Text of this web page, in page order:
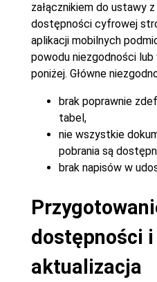
załącznikiem do ustawy
dostępności cyfrowej
aplikacji mobilnych
powodu niezgodności lub
poniżej. Główne
brak poprawnie
tabel,
nie wszystkie
pobrania są
brak napisów w
dostępności
aktualizacja